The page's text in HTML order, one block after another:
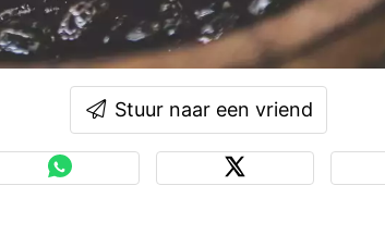
Stuur naar een vriend